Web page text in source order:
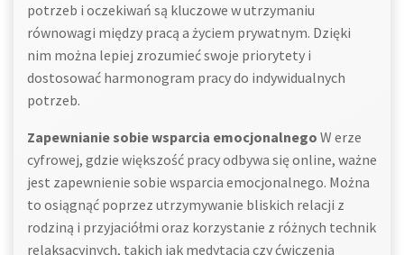
potrzeb i oczekiwań są kluczowe w utrzymaniu
równowagi między pracą a życiem prywatnym. Dzięki
nim można lepiej zrozumieć swoje priorytety i
dostosować harmonogram pracy do indywidualnych
potrzeb.
Zapewnianie sobie wsparcia emocjonalnego W erze
cyfrowej, gdzie większość pracy odbywa się online, ważne
jest zapewnienie sobie wsparcia emocjonalnego. Można
to osiągnąć poprzez utrzymywanie bliskich relacji z
rodziną i przyjaciółmi oraz korzystanie z różnych technik
relaksacyjnych, takich jak medytacja czy ćwiczenia